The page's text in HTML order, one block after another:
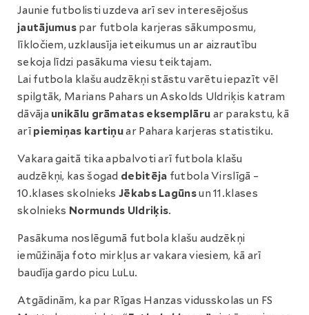
Jaunie futbolisti uzdeva arī sev interesējošus
jautājumus par futbola karjeras sākumposmu,
līkločiem, uzklausīja ieteikumus un ar aizrautību
sekoja līdzi pasākuma viesu teiktajam.
Lai futbola klašu audzēkņi stāstu varētu iepazīt vēl
spilgtāk, Marians Pahars un Askolds Uldriķis katram
dāvāja unikālu grāmatas eksemplāru ar parakstu, kā
arī piemiņas kartiņuar Pahara karjeras statistiku.
Vakara gaitā tika apbalvoti arī futbola klašu
audzēkņi, kas šogad debitēja futbola Virslīgā –
10.klases skolnieksJēkabs Lagūnsun 11.klases
skolnieks Normunds Uldriķis.
Pasākuma noslēgumā futbola klašu audzēkņi
iemūžināja foto mirkļus ar vakara viesiem, kā arī
baudīja gardo picu LuLu.
Atgādinām, ka par Rīgas Hanzas vidusskolas un FS